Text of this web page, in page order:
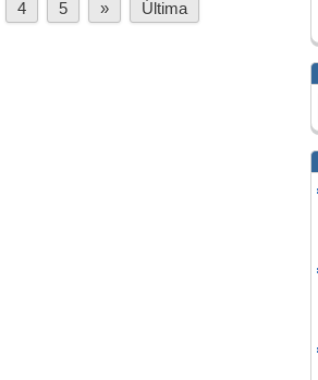
4 5 » Última